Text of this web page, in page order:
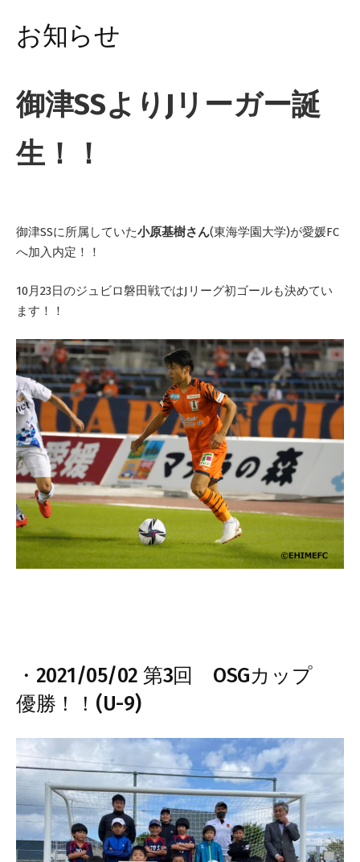
お知らせ
御津SSよりJリーガー誕
生！！
御津SSに所属していた小原基樹さん(東海学園大学)が愛媛FC
へ加入内定！！
10月23日のジュビロ磐田戦ではJリーグ初ゴールも決めてい
ます！！
・2021/05/02 第3回 OSGカップ
優勝！！(U-9)